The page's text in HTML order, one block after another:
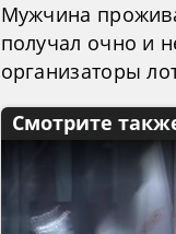
Мужчина
получал очно и
организаторы
Смотрите